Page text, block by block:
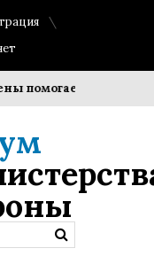
помогает